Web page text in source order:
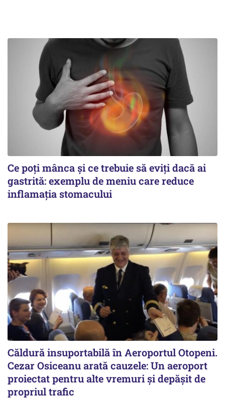
Ce poți mânca și ce trebuie să eviți dacă ai
gastrită: exemplu de meniu care reduce
inflamația stomacului
Căldură insuportabilă în Aeroportul Otopeni.
Cezar Osiceanu arată cauzele: Un aeroport
proiectat pentru alte vremuri și depășit de
propriul trafic